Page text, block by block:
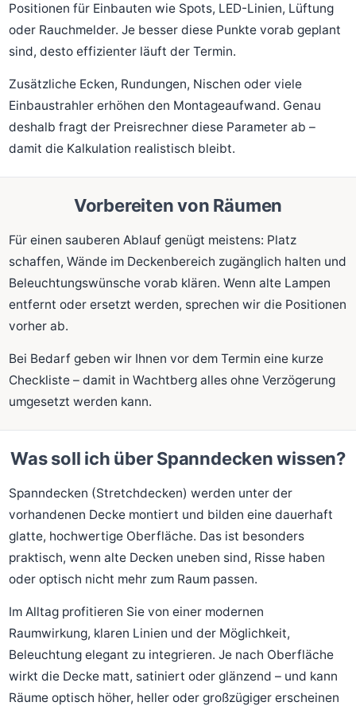
Positionen für Einbauten wie Spots, LED-Linien, Lüftung
oder Rauchmelder. Je besser diese Punkte vorab geplant
sind, desto effizienter läuft der Termin.
Zusätzliche Ecken, Rundungen, Nischen oder viele
Einbaustrahler erhöhen den Montageaufwand. Genau
deshalb fragt der Preisrechner diese Parameter ab –
damit die Kalkulation realistisch bleibt.
Vorbereiten von Räumen
Für einen sauberen Ablauf genügt meistens: Platz
schaffen, Wände im Deckenbereich zugänglich halten und
Beleuchtungswünsche vorab klären. Wenn alte Lampen
entfernt oder ersetzt werden, sprechen wir die Positionen
vorher ab.
Bei Bedarf geben wir Ihnen vor dem Termin eine kurze
Checkliste – damit in Wachtberg alles ohne Verzögerung
umgesetzt werden kann.
Was soll ich über Spanndecken wissen?
Spanndecken (Stretchdecken) werden unter der
vorhandenen Decke montiert und bilden eine dauerhaft
glatte, hochwertige Oberfläche. Das ist besonders
praktisch, wenn alte Decken uneben sind, Risse haben
oder optisch nicht mehr zum Raum passen.
Im Alltag profitieren Sie von einer modernen
Raumwirkung, klaren Linien und der Möglichkeit,
Beleuchtung elegant zu integrieren. Je nach Oberfläche
wirkt die Decke matt, satiniert oder glänzend – und kann
Räume optisch höher, heller oder großzügiger erscheinen